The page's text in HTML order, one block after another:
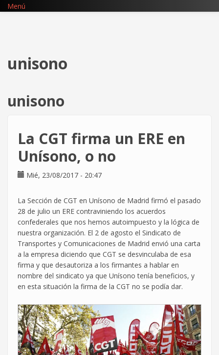
Pasar
Menú
unisono
unisono
La CGT firma un ERE en
Unísono, o no
Mié, 23/08/2017 - 20:47
La Sección de CGT en Unísono de Madrid firmó el pasado
28 de julio un ERE contraviniendo los acuerdos
confederales que nos hemos autoimpuesto y la lógica de
nuestra organización. El 2 de agosto el Sindicato de
Transportes y Comunicaciones de Madrid envió una carta
a la empresa diciendo que CGT se desvinculaba de esa
firma y que desautoriza a los firmantes a hablar en
nombre del sindicato ya que Unísono tenía beneficios, y
en esta situación la firma de la CGT no se podía dar.